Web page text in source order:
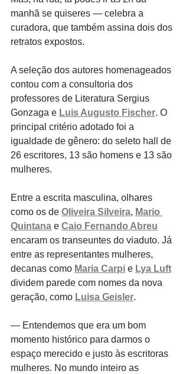
manhã se quiseres — celebra a
curadora, que também assina dois dos
retratos expostos.
A seleção dos autores homenageados
contou com a consultoria dos
professores de Literatura Sergius
Gonzaga e Luis Augusto Fischer. O
principal critério adotado foi a
igualdade de gênero: do seleto hall de
26 escritores, 13 são homens e 13 são
mulheres.
Entre a escrita masculina, olhares
como os de Oliveira Silveira, Mario
Quintana e Caio Fernando Abreu
encaram os transeuntes do viaduto. Já
entre as representantes mulheres,
decanas como Maria Carpi e Lya Luft
dividem parede com nomes da nova
geração, como Luisa Geisler.
— Entendemos que era um bom
momento histórico para darmos o
espaço merecido e justo às escritoras
mulheres. No mundo inteiro as